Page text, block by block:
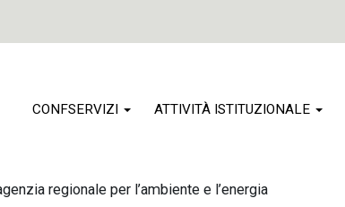
CONFSERVIZI ATTIVITÀ ISTITUZIONALE
regionale per l’ambiente e l’energia